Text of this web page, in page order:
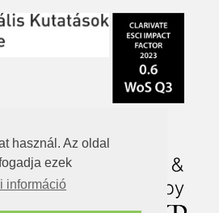
használ. Az oldal
ezek
információ